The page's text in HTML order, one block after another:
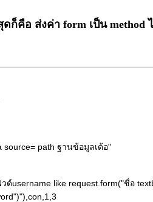
คือ ส่งค่า form เป็น method
source= path ฐานข้อมูลเด้อ"
username like request.form("ชื่อ